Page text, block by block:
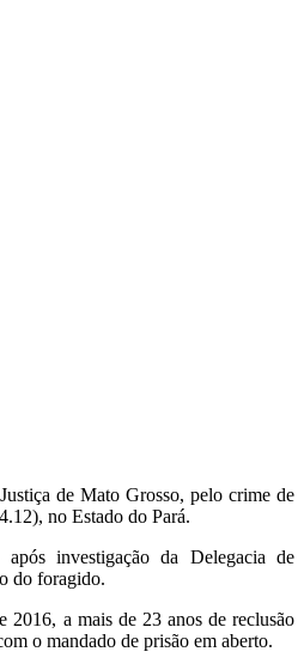
de Mato Grosso, pelo crime de
no Estado do Pará.
investigação da Delegacia de
do foragido.
2016, a mais de 23 anos de reclusão
o mandado de prisão em aberto.